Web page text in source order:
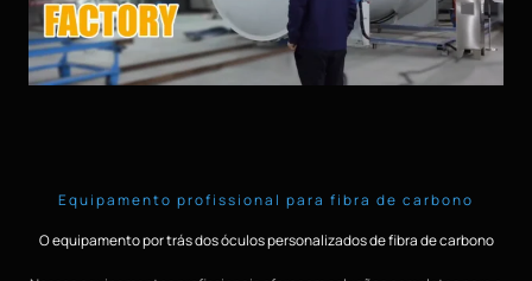
Equipamento profissional para fibra de carbono
O equipamento por trás dos óculos personalizados de fibra de carbono